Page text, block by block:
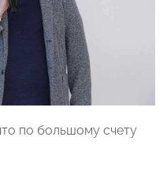
по большому счету